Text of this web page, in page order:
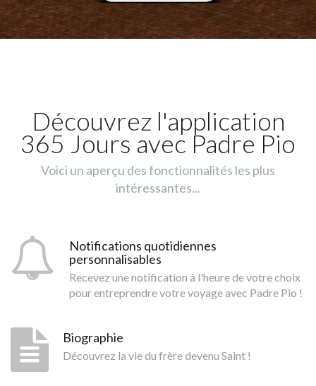
Découvrez l'application
365 Jours avec Padre Pio
Voici un aperçu des fonctionnalités les plus
intéressantes...
Notifications quotidiennes
personnalisables
Recevez une notification à l'heure de votre choix
pour entreprendre votre voyage avec Padre Pio !
Biographie
Découvrez la vie du frère devenu Saint !